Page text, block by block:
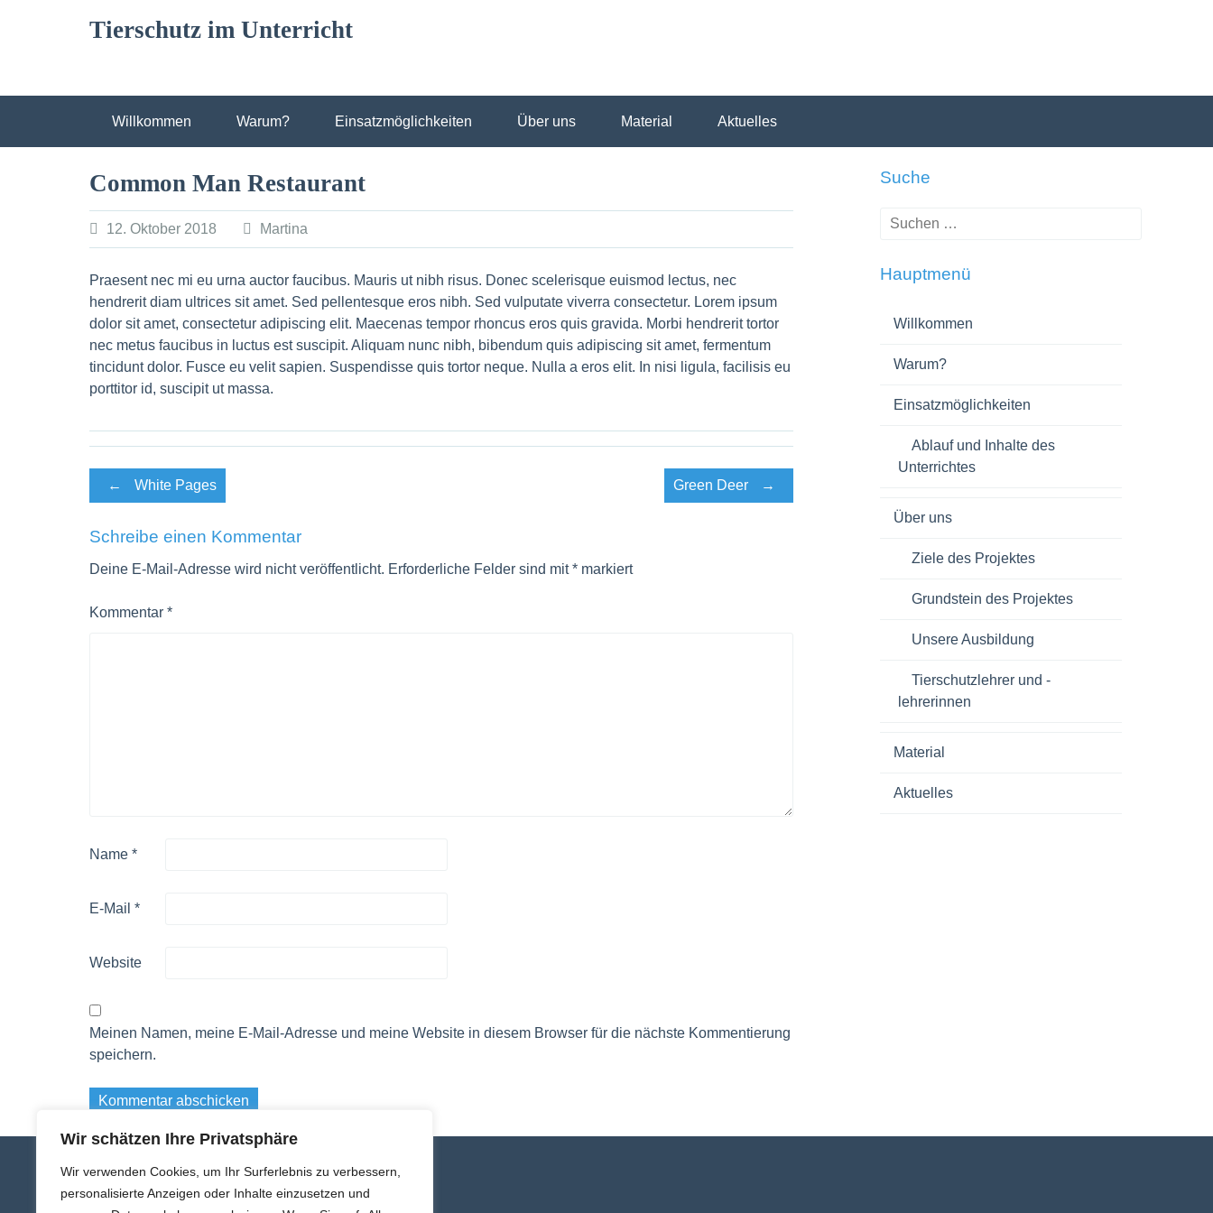
Wir schätzen Ihre Privatsphäre
Wir verwenden Cookies, um Ihr Surferlebnis zu verbessern,
personalisierte Anzeigen oder Inhalte einzusetzen und
Tierschutz im Unterricht
Willkommen Warum? Einsatzmöglichkeiten Über uns Material Aktuelles
Common Man Restaurant
12. Oktober 2018 Martina
Praesent nec mi eu urna auctor faucibus. Mauris ut nibh risus. Donec scelerisque euismod lectus, nec
hendrerit diam ultrices sit amet. Sed pellentesque eros nibh. Sed vulputate viverra consectetur. Lorem ipsum
dolor sit amet, consectetur adipiscing elit. Maecenas tempor rhoncus eros quis gravida. Morbi hendrerit tortor
nec metus faucibus in luctus est suscipit. Aliquam nunc nibh, bibendum quis adipiscing sit amet, fermentum
tincidunt dolor. Fusce eu velit sapien. Suspendisse quis tortor neque. Nulla a eros elit. In nisi ligula, facilisis eu
porttitor id, suscipit ut massa.
Post
← White Pages Green Deer →
Schreibe einen Kommentar
Deine E-Mail-Adresse wird nicht veröffentlicht. Erforderliche Felder sind mit*markiert
Kommentar *
Name *
E-Mail *
Website
Meinen Namen, meine E-Mail-Adresse und meine Website in diesem Browser für die nächste Kommentierung
speichern.
Suche
Suche
Hauptmenü
Willkommen
Warum?
Einsatzmöglichkeiten
Ablauf und Inhalte des
Unterrichtes
Über uns
Ziele des Projektes
Grundstein des Projektes
Unsere Ausbildung
Tierschutzlehrer und -
lehrerinnen
Material
Aktuelles
Kontakt